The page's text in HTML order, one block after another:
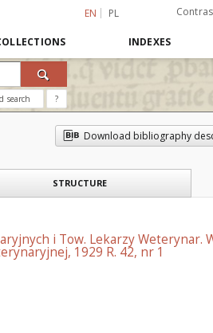
EN PL
INDEXES
search ?
Download bibliography
STRUCTURE
i Tow. Lekarzy Weterynar.
1929 R. 42, nr 1